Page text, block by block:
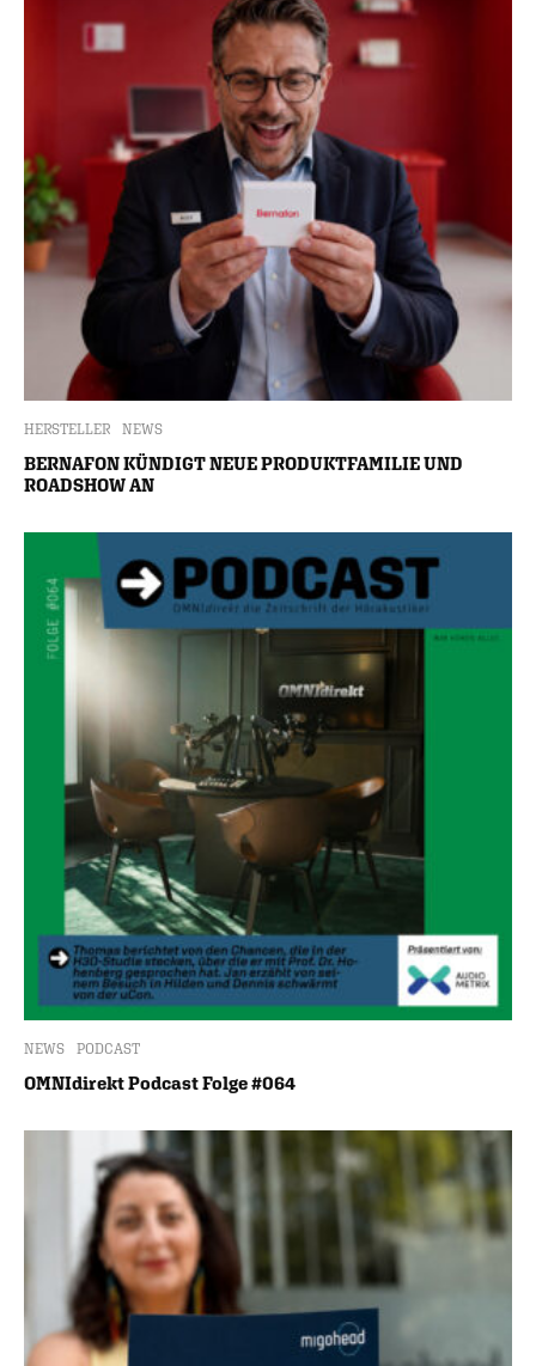
HERSTELLER NEWS
BERNAFON KÜNDIGT NEUE PRODUKTFAMILIE UND
ROADSHOW AN
NEWS PODCAST
OMNIdirekt Podcast Folge #064